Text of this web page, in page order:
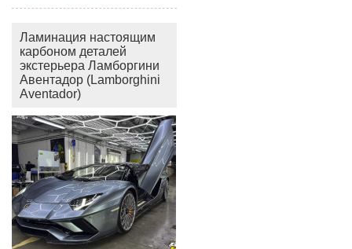
Ламинация настоящим
карбоном деталей
экстерьера Ламборгини
Авентадор (Lamborghini
Aventador)